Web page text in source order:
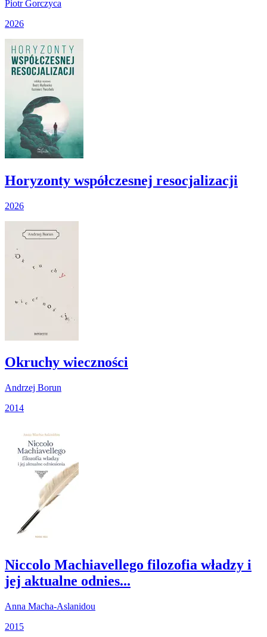
Piotr Gorczyca
2026
Horyzonty współczesnej resocjalizacji
2026
Okruchy wieczności
Andrzej Borun
2014
Niccolo Machiavellego filozofia władzy i
jej aktualne odnies...
Anna Macha-Aslanidou
2015